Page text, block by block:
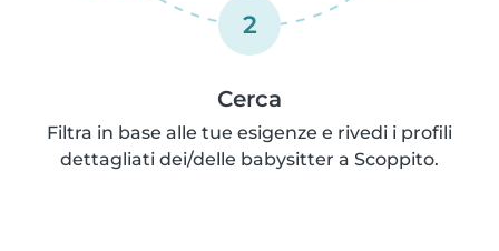
2
Cerca
Filtra in base alle tue esigenze e rivedi i profili
dettagliati dei/delle babysitter a Scoppito.